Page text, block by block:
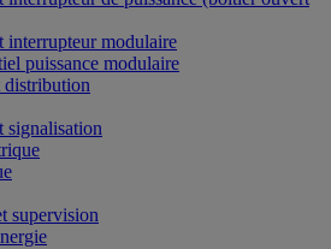
interrupteur modulaire
puissance modulaire
distribution
signalisation
supervision